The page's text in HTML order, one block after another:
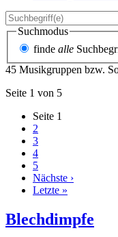
Suchmodus
finde alle
45 Musikgruppen bzw.
Seite 1 von 5
Seite 1
2
3
4
5
Nächste ›
Letzte »
Blechdimpfe